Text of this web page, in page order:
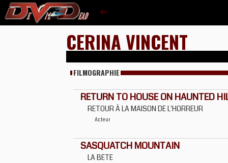
CERINA VINCENT
FILMOGRAPHIE
RETURN TO HOUSE ON HAUNTED
RETOUR À LA MAISON DE L'HORREUR
Acteur
SASQUATCH MOUNTAIN
LA BETE